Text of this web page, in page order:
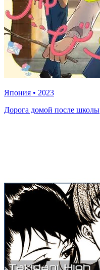
Япония • 2023
Дорога домой после школы